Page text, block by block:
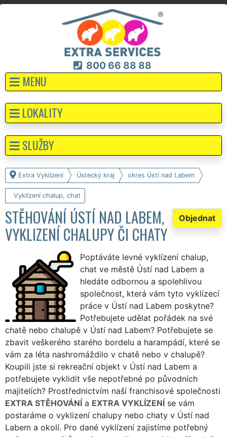
800 66 88 88
MENU
Extra Vyklízení Ústecký kraj okres Ústí nad Labem
Vyklízení chalup, chat
Objednat
STĚHOVÁNÍ ÚSTÍ NAD LABEM,
VYKLIZENÍ CHALUPY ČI CHATY
Poptáváte levné vyklízení chalup,
chat ve městě Ústí nad Labem a
hledáte odbornou a spolehlivou
společnost, která vám tyto vyklízecí
práce v Ústí nad Labem poskytne?
Potřebujete udělat pořádek na své
chatě nebo chalupě v Ústí nad Labem? Potřebujete se
zbavit veškerého starého bordelu a harampádí, které se
vám za léta nashromáždilo v chatě nebo v chalupě?
Koupili jste si rekreační objekt v Ústí nad Labem a
potřebujete vyklidit vše nepotřebné po původních
majitelích? Prostřednictvím naší franchisové společnosti
EXTRA STĚHOVÁNÍ a EXTRA VYKLÍZENÍ se vám
postaráme o vyklizení chalupy nebo chaty v Ústí nad
Labem a okolí. Pro dané vyklízení zajistíme potřebný
LOKALITY
SLUŽBY